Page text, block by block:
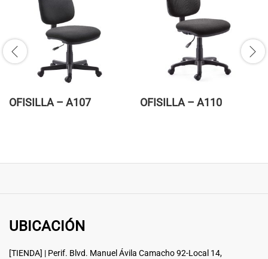
OFISILLA – A107 OFISILLA – A110
UBICACIÓN
[TIENDA] | Perif. Blvd. Manuel Ávila Camacho 92-Local 14,